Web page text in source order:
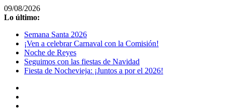
Saltar
al
09/08/2026
Lo último:
Semana Santa 2026
¡Ven a celebrar Carnaval con la Comisión!
Noche de Reyes
Seguimos con las fiestas de Navidad
Fiesta de Nochevieja: ¡Juntos a por el 2026!